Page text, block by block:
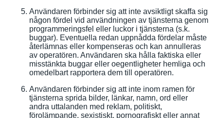
Användaren förbinder sig att inte avsiktligt skaffa sig
någon fördel vid användningen av tjänsterna genom
programmeringsfel eller luckor i tjänsterna (s.k.
buggar). Eventuella redan uppnådda fördelar måste
återlämnas eller kompenseras och kan annulleras
av operatören. Användaren ska hålla faktiska eller
misstänkta buggar eller oegentligheter hemliga och
omedelbart rapportera dem till operatören.
Användaren förbinder sig att inte inom ramen för
tjänsterna sprida bilder, länkar, namn, ord eller
andra uttalanden med reklam, politiskt,
förolämpande, sexistiskt, pornografiskt eller annat